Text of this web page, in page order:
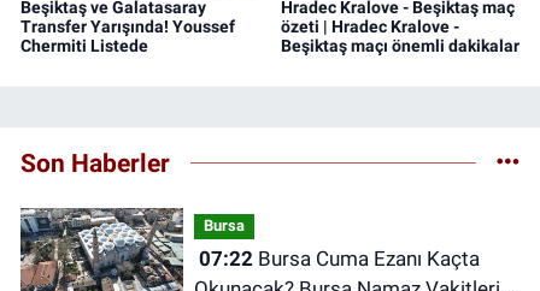
Beşiktaş ve Galatasaray
Transfer Yarışında! Youssef
Chermiti Listede
Hradec Kralove - Beşiktaş maç
özeti | Hradec Kralove -
Beşiktaş maçı önemli dakikalar
Son Haberler
Bursa
07:22Bursa Cuma Ezanı Kaçta